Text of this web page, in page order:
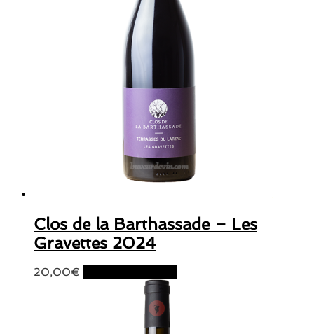
Clos de la Barthassade – Les
Gravettes 2024
20,00€